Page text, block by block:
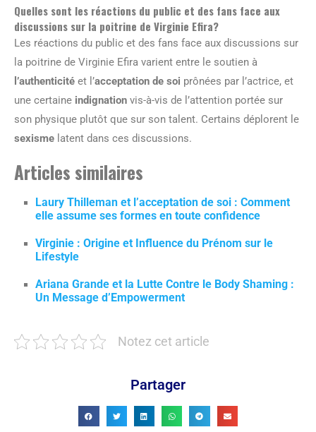
Quelles sont les réactions du public et des fans face aux
discussions sur la poitrine de Virginie Efira?
Les réactions du public et des fans face aux discussions sur
la poitrine de Virginie Efira varient entre le soutien à
l’authenticité et l’acceptation de soi prônées par l’actrice, et
une certaine indignation vis-à-vis de l’attention portée sur
son physique plutôt que sur son talent. Certains déplorent le
sexisme latent dans ces discussions.
Articles similaires
Laury Thilleman et l’acceptation de soi : Comment
elle assume ses formes en toute confidence
Virginie : Origine et Influence du Prénom sur le
Lifestyle
Ariana Grande et la Lutte Contre le Body Shaming :
Un Message d’Empowerment
Notez cet article
Partager